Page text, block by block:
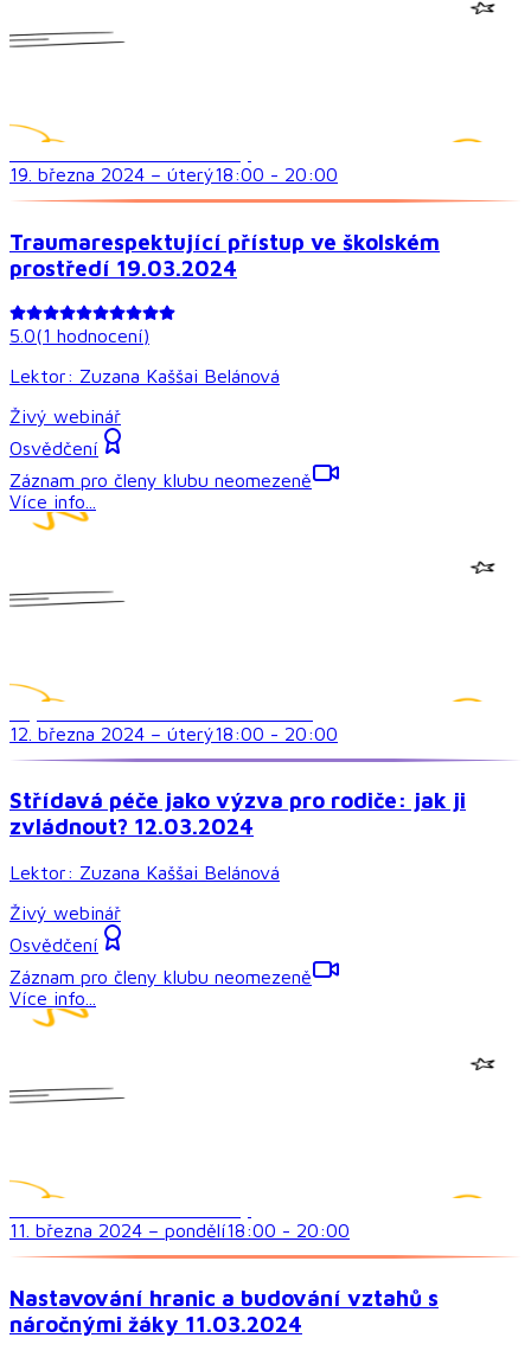
19. března 2024 – úterý18:00 - 20:00
Traumarespektující přístup ve školském
prostředí 19.03.2024
5.0(1 hodnocení)
Lektor: Zuzana Kaššai Belánová
Živý webinář
Osvědčení
Záznam pro členy klubu neomezeně
Více info...
12. března 2024 – úterý18:00 - 20:00
Střídavá péče jako výzva pro rodiče: jak ji
zvládnout? 12.03.2024
Lektor: Zuzana Kaššai Belánová
Živý webinář
Osvědčení
Záznam pro členy klubu neomezeně
Více info...
11. března 2024 – pondělí18:00 - 20:00
Nastavování hranic a budování vztahů s
náročnými žáky 11.03.2024